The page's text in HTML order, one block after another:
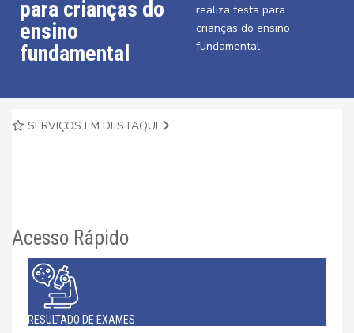
para crianças do
ensino
fundamental
realiza festa para
crianças do ensino
fundamental
SERVIÇOS EM DESTAQUE
Acesso Rápido
RESULTADO DE EXAMES